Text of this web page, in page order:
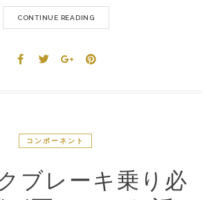
CONTINUE READING
コンポーネント
ブレーキ乗り必